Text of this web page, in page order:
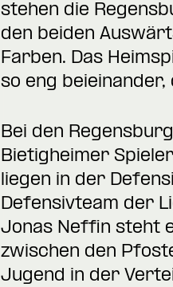
stehen die
den beiden
Farben. Das
so eng
Bei den
Bietigheimer
liegen in der
Defensivteam der
Jonas Neffin steht
zwischen den
Jugend in der